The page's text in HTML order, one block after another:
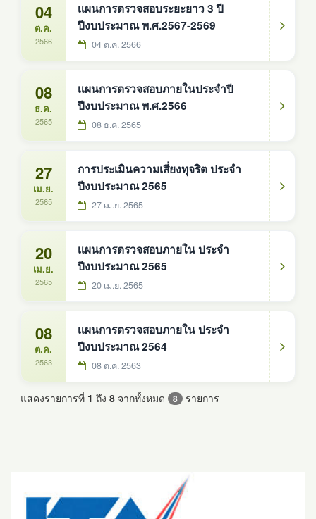
04
ต.ค.
2566
เเผนการตรวจสอบระยะยาว 3 ปี
ปีงบประมาณ พ.ศ.2567-2569
04 ต.ค. 2566
08
ธ.ค.
2565
เเผนการตรวจสอบภายในประจำปี
ปีงบประมาณ พ.ศ.2566
08 ธ.ค. 2565
27
เม.ย.
2565
การประเมินความเสี่ยงทุจริต ประจำ
ปีงบประมาณ 2565
27 เม.ย. 2565
20
เม.ย.
2565
เเผนการตรวจสอบภายใน ประจำ
ปีงบประมาณ 2565
20 เม.ย. 2565
08
ต.ค.
2563
เเผนการตรวจสอบภายใน ประจำ
ปีงบประมาณ 2564
08 ต.ค. 2563
แสดงรายการที่ 1 ถึง 8 จากทั้งหมด 8 รายการ